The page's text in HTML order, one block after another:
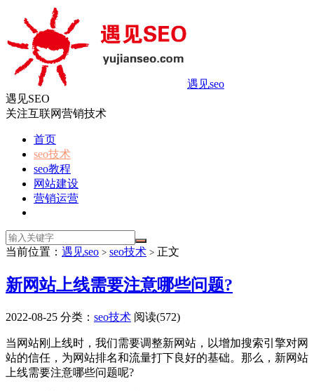
遇见seo
遇见SEO
关注互联网营销技术
首页
seo技术
seo教程
网站建设
营销运营
当前位置： 遇见seo > seo技术 > 正文
新网站上线需要注意哪些问题?
2022-08-25 分类： seo技术 阅读(572)
当网站刚上线时，我们需要调整新网站，以增加搜索引擎对网
站的信任，为网站排名和流量打下良好的基础。那么，新网站
上线需要注意哪些问题呢?